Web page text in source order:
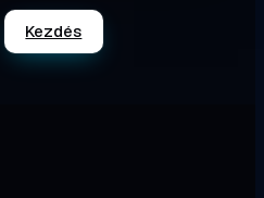
Kezdés